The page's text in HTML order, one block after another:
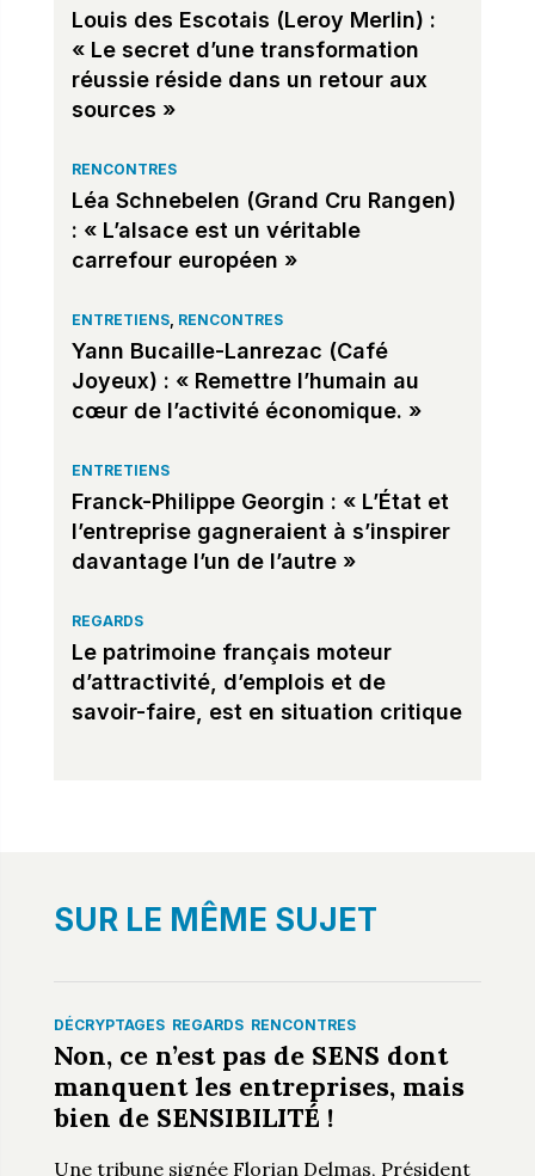
Louis des Escotais (Leroy Merlin) :
« Le secret d’une transformation
réussie réside dans un retour aux
sources »
RENCONTRES
Léa Schnebelen (Grand Cru Rangen)
: « L’alsace est un véritable
carrefour européen »
ENTRETIENS, RENCONTRES
Yann Bucaille-Lanrezac (Café
Joyeux) : « Remettre l’humain au
cœur de l’activité économique. »
ENTRETIENS
Franck-Philippe Georgin : « L’État et
l’entreprise gagneraient à s’inspirer
davantage l’un de l’autre »
REGARDS
Le patrimoine français moteur
d’attractivité, d’emplois et de
savoir-faire, est en situation critique
SUR LE MÊME SUJET
DÉCRYPTAGES REGARDS RENCONTRES
Non, ce n’est pas de SENS dont
manquent les entreprises, mais
bien de SENSIBILITÉ !
Une tribune signée Florian Delmas, Président